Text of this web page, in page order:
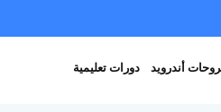
دورات تعليمية أندرويد